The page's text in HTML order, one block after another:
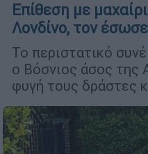
Επίθεση με
Λονδίνο, τον
Το περιστατικό
ο Βόσνιος άσος της
φυγή τους δράστες